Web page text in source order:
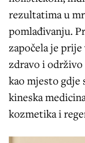
rezultatima u
pomlađivanju.
započela je
zdravo i održivo
kao mjesto gdje
kineska
kozmetika i